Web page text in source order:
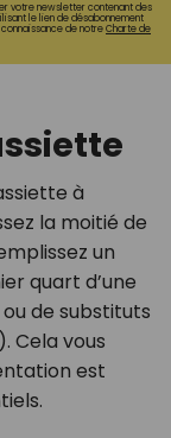
votre newsletter contenant des
le lien de désabonnement
de notreCharte de
à
la moitié de
un
quart d’une
de substituts
Cela vous
est